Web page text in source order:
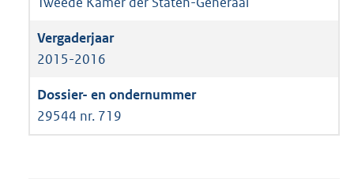
2015-2016
29544 nr. 719